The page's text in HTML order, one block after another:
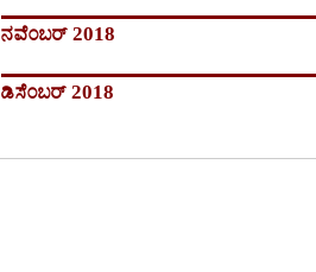
ನವೆಂಬರ್ 2018
ಡಿಸೆಂಬರ್ 2018